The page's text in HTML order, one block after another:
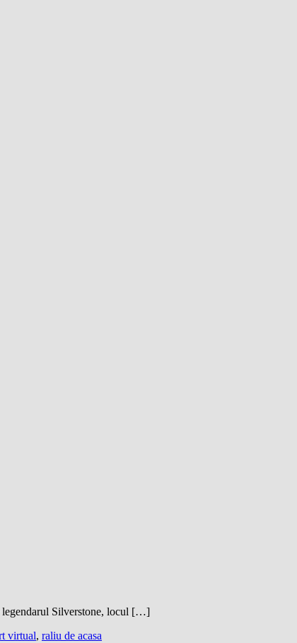
legendarul Silverstone, locul […]
virtual, raliu de acasa